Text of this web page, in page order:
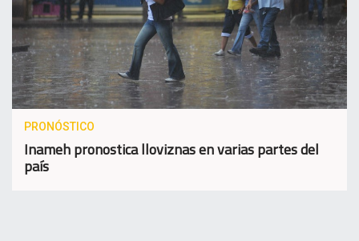
PRONÓSTICO
Inameh pronostica lloviznas en varias partes del
país